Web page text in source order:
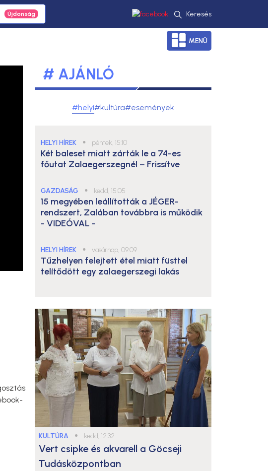
Keresés
MENÜ
# AJÁNLÓ
#helyi#kultúra#események
HELYI HÍREK ● péntek, 15:10
Két baleset miatt zárták le a 74-es
főutat Zalaegerszegnél – Frissítve
GAZDASÁG ● kedd, 15:05
15 megyében leállították a JÉGER-
rendszert, Zalában továbbra is működik
- VIDEÓVAL -
HELYI HÍREK ● vasárnap, 09:09
Tűzhelyen felejtett étel miatt füsttel
telítődött egy zalaegerszegi lakás
KULTÚRA ● kedd, 12:32
Vert csipke és akvarell a Göcseji
Tudásközpontban